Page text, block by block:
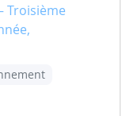
Troisième